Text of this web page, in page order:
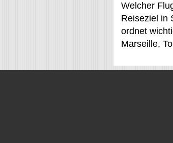
Welcher
Reiseziel in
ordnet
Marseille,